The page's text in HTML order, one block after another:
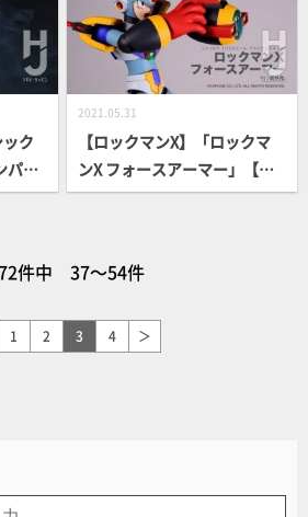
ャパン4月号】
ク
パー
2021.05.31
【ロックマンX】「ロックマ
ンX フォースアーマー」【月
刊ホビージャパン3月号作
件中 37～54件
1 2 3 4 ＞